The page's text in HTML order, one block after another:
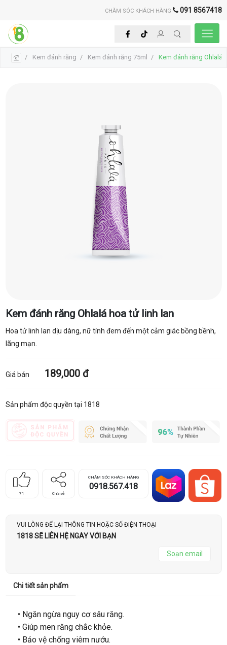
CHĂM SÓC KHÁCH HÀNG 091 8567418
Kem đánh răng Kem đánh răng 75ml Kem đánh răng Ohlalá
Kem đánh răng Ohlalá hoa tử linh lan
Hoa tử linh lan dịu dàng, nữ tính đem đến một cảm giác bồng bềnh,
lãng mạn.
Giá bán 189,000 đ
Sản phẩm độc quyền tại 1818
71 Chia sẻ
CHĂM SÓC KHÁCH HÀNG
0918.567.418
VUI LÒNG ĐỂ LẠI THÔNG TIN HOẶC SỐ ĐIỆN THOẠI
1818 SẼ LIÊN HỆ NGAY VỚI BẠN
Soạn email
Chi tiết sản phẩm
• Ngăn ngừa nguy cơ sâu răng.
• Giúp men răng chắc khỏe.
• Bảo vệ chống viêm nướu.